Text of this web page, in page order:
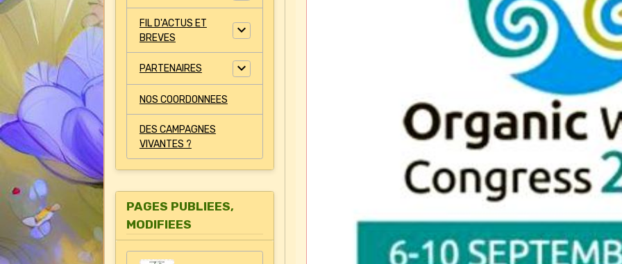
FIL D'ACTUS ET
BREVES
PARTENAIRES
NOS COORDONNEES
DES CAMPAGNES
VIVANTES ?
PAGES PUBLIEES,
MODIFIEES